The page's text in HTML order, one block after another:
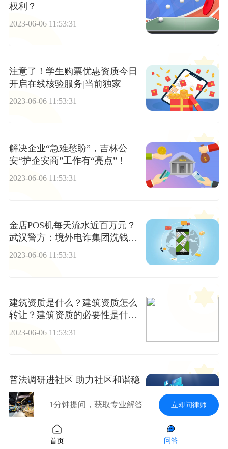
权利？
2023-06-06 11:53:31
注意了！学生购票优惠资质今日
开启在线核验服务|当前独家
2023-06-06 11:53:31
解决企业“急难愁盼”，吉林公
安“护企安商”工作有“亮点”！
2023-06-06 11:53:31
金店POS机每天流水近百万元？
武汉警方：境外电诈集团洗钱团
伙，抓！-天天通讯
2023-06-06 11:53:31
建筑资质是什么？建筑资质怎么
转让？建筑资质的必要性是什么
2023-06-06 11:53:31
普法调研进社区 助力社区和谐稳
定-世界即时
2023-06-06 11:53:31
1分钟提问，获取专业解答 立即问律师
首页 问答